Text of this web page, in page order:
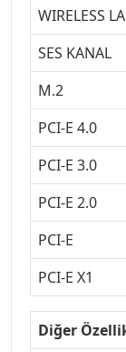
WIRELESS
SES KANAL
M.2
PCI-E 4.0
PCI-E 3.0
PCI-E 2.0
PCI-E
PCI-E X1
Diğer